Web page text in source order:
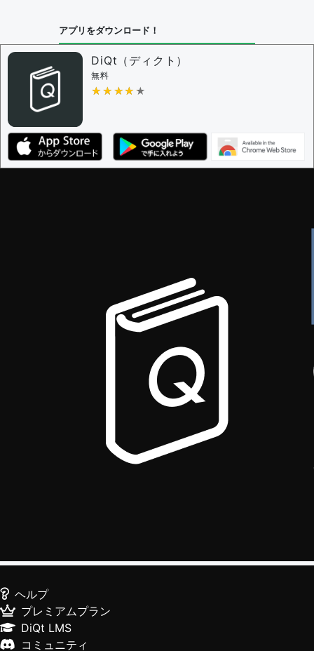
問題の編集権限を持つユーザー -
審査に対する投票権限を持つユーザー -
ザー
決定に必要な投票数 -
編集ガイドライン
アプリをダウンロード！
DiQt（ディクト）
無料
★★★★★
★★★★★
ヘルプ
プレミアムプラン
DiQt LMS
コミュニティ